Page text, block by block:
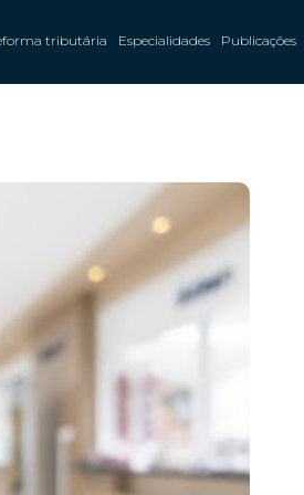
tributária Especialidades Publicações